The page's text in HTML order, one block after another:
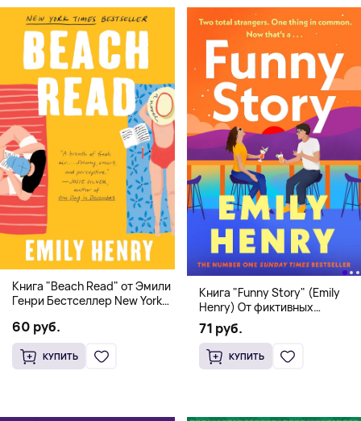
Книга "Beach Read" от Эмили
Генри Бестселлер New York
60 руб.
КУПИТЬ
Книга "Funny Story" (Emily
Henry) От фиктивных
свиданий к реальной любви
71 руб.
КУПИТЬ